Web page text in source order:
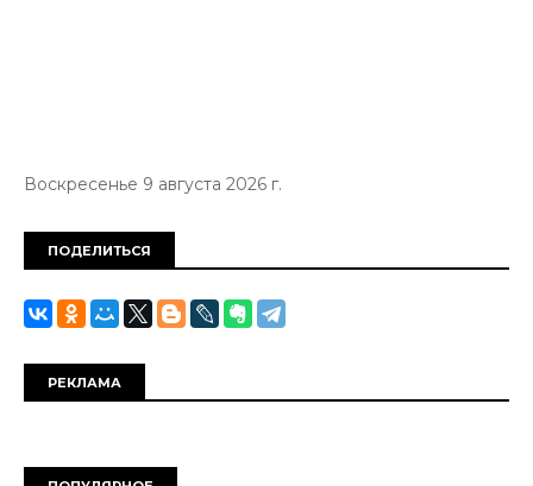
Воскресенье 9 августа 2026 г.
ПОДЕЛИТЬСЯ
РЕКЛАМА